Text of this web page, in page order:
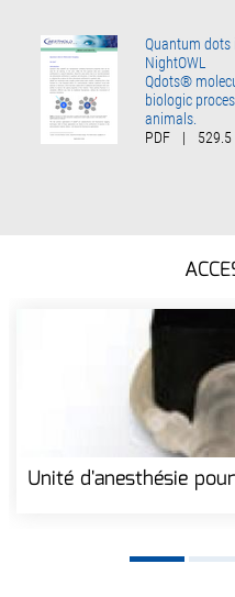
Quantum dots
NightOWL
Qdots®
biologic
animals.
PDF
| 529.5
Unité d'anesthésie